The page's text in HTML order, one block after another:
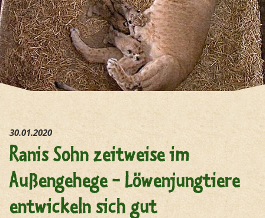
30.01.2020
Ranis Sohn zeitweise im
Außengehege - Löwenjungtiere
entwickeln sich gut